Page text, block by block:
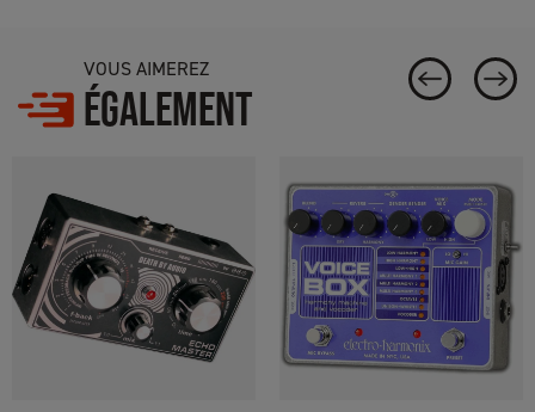
VOUS AIMEREZ
ÉGALEMENT